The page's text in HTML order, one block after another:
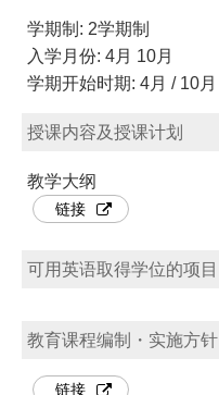
学期制: 2学期制
入学月份: 4月 10月
学期开始时期: 4月 / 10月
授课内容及授课计划
教学大纲
链接
可用英语取得学位的项目
教育课程编制・实施方针
链接